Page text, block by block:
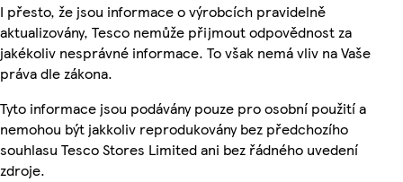
I přesto, že jsou informace o výrobcích pravidelně
aktualizovány, Tesco nemůže přijmout odpovědnost za
jakékoliv nesprávné informace. To však nemá vliv na Vaše
práva dle zákona.
Tyto informace jsou podávány pouze pro osobní použití a
nemohou být jakkoliv reprodukovány bez předchozího
souhlasu Tesco Stores Limited ani bez řádného uvedení
zdroje.